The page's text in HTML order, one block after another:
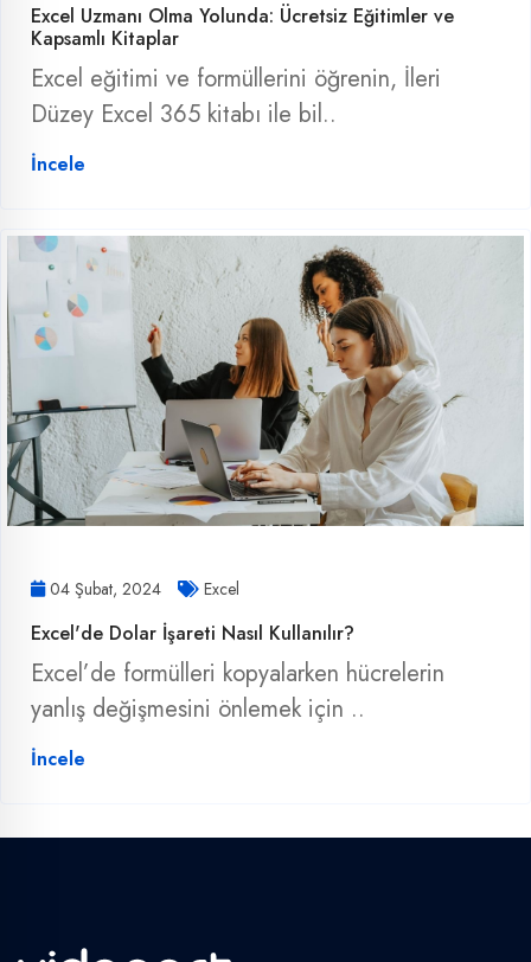
Excel Uzmanı Olma Yolunda: Ücretsiz Eğitimler ve
Kapsamlı Kitaplar
Excel eğitimi ve formüllerini öğrenin, İleri
Düzey Excel 365 kitabı ile bil..
İncele
04 Şubat, 2024 Excel
Excel'de Dolar İşareti Nasıl Kullanılır?
Excel’de formülleri kopyalarken hücrelerin
yanlış değişmesini önlemek için ..
İncele